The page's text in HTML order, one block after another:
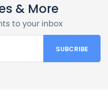
& More
to your inbox